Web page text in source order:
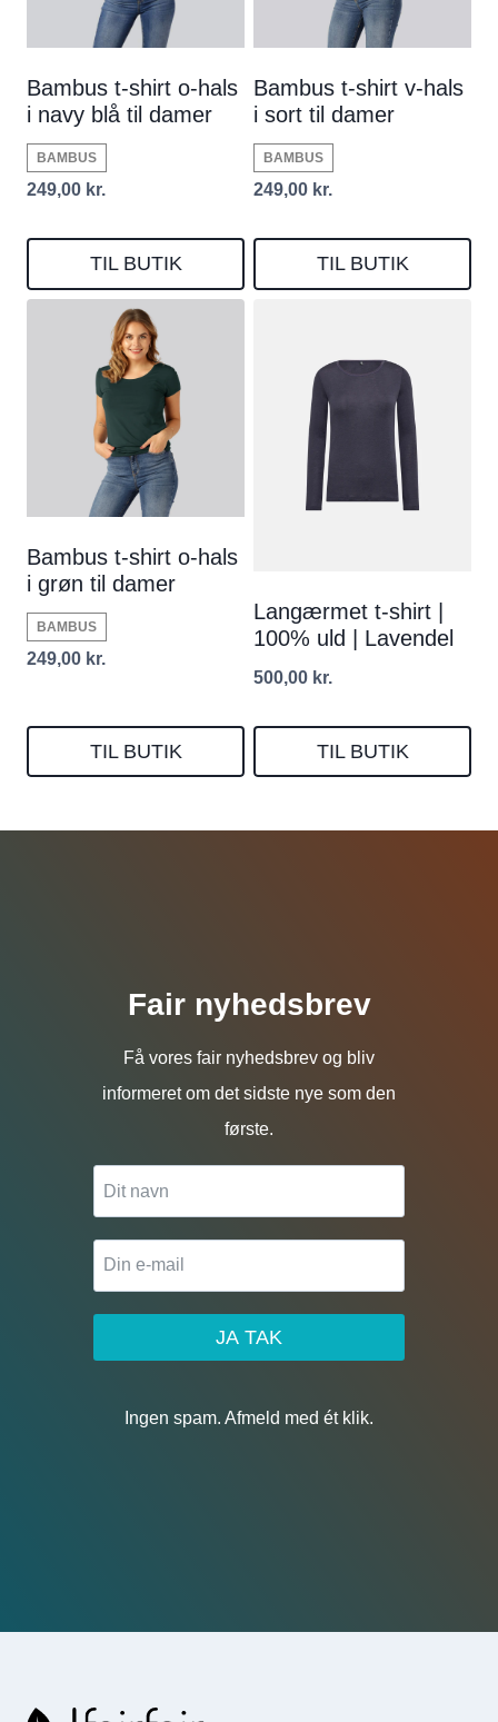
Bambus t-shirt o-hals
i navy blå til damer
BAMBUS
249,00 kr.
TIL BUTIK
Bambus t-shirt v-hals
i sort til damer
BAMBUS
249,00 kr.
TIL BUTIK
Bambus t-shirt o-hals
i grøn til damer
BAMBUS
249,00 kr.
TIL BUTIK
Langærmet t-shirt |
100% uld | Lavendel
500,00 kr.
TIL BUTIK
Fair nyhedsbrev
Få vores fair nyhedsbrev og bliv
informeret om det sidste nye som den
første.
JA TAK
Ingen spam. Afmeld med ét klik.